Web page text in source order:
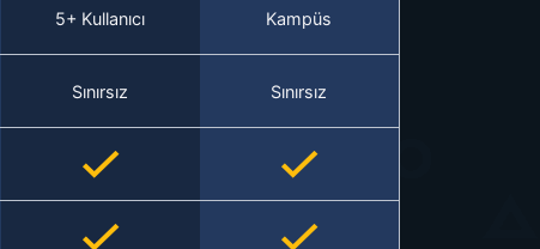
5+ Kullanıcı Kampüs
Sınırsız Sınırsız